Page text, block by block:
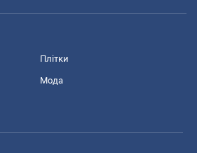
Плітки
Мода